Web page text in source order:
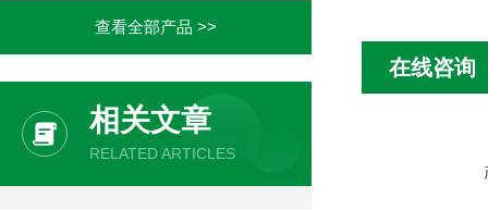
在线咨询
查看全部产品 >>
相关文章
RELATED ARTICLES